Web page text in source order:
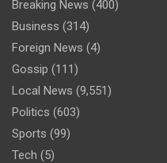
Breaking News (400)
Business (314)
Foreign News (4)
Gossip (111)
Local News (9,551)
Politics (603)
Sports (99)
Tech (5)